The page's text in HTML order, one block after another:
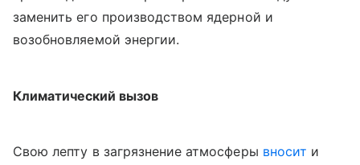
заменить его производством ядерной и
возобновляемой энергии.
Климатический вызов
Свою лепту в загрязнение атмосферы вносит и